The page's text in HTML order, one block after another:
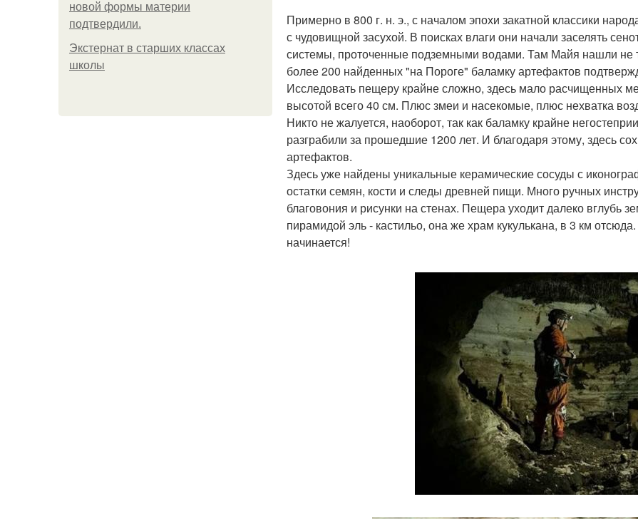
новой формы материи
подтвердили.
Экстернат в старших классах
школы
Примерно в 800 г. н. э., с началом эпохи закатной классики
с чудовищной засухой. В поисках влаги они начали заселять
системы, проточенные подземными водами. Там Майя нашли не
более 200 найденных "на Пороге" баламку артефактов
Исследовать пещеру крайне сложно, здесь мало расчищенных
высотой всего 40 см. Плюс змеи и насекомые, плюс нехватка
Никто не жалуется, наоборот, так как баламку крайне
разграбили за прошедшие 1200 лет. И благодаря этому, здесь
артефактов.
Здесь уже найдены уникальные керамические сосуды с
остатки семян, кости и следы древней пищи. Много ручных
благовония и рисунки на стенах. Пещера уходит далеко вглубь
пирамидой эль - кастильо, она же храм кукулькана, в 3 км
начинается!